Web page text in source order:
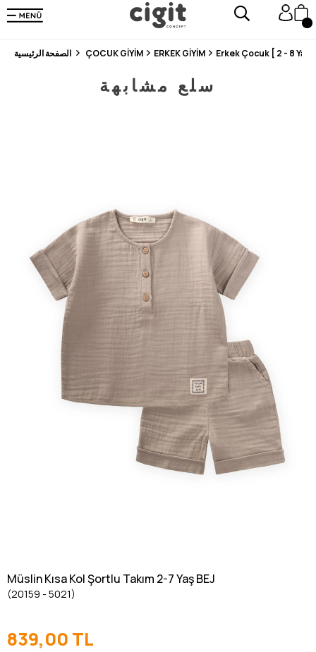
En Uygun Fiyat Garantisi !
300₺ ve Üzeri Alışverişlerde Kargo Ücretsiz !
Koşulsuz Şartsız İade İmkanı
ÇOCUK GİYİM ERKEK GİYİM Erkek Çocuk [ 2 - 8 Yaş ]
سلع مشابهة
Müslin Kısa Kol Şortlu Takım 2-7 Yaş BEJ
(20159 - 5021)
839,00 TL